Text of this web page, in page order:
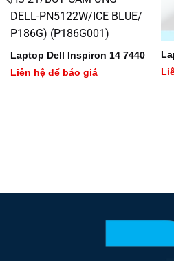
Laptop Dell Inspiron 14 7440
Liên hệ để báo giá